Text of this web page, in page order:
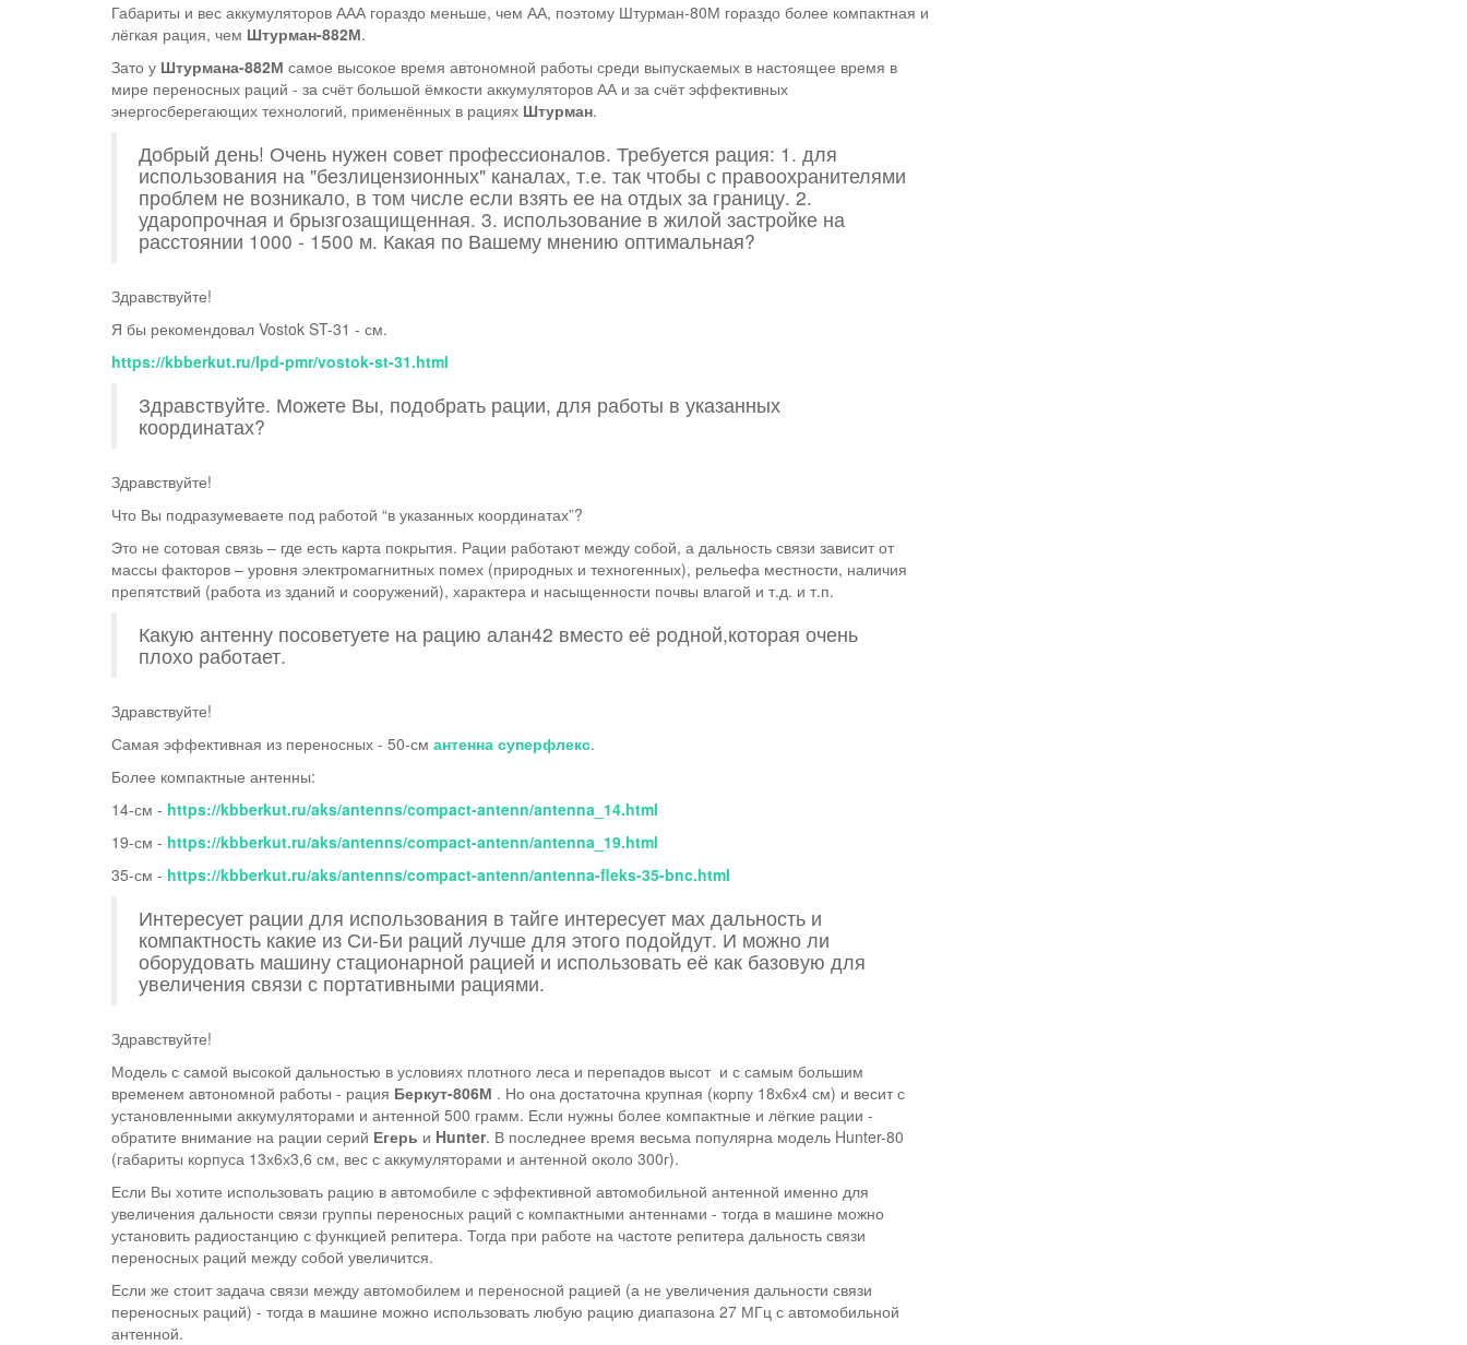
Габариты и вес аккумуляторов ААА гораздо меньше, чем АА, поэтому Штурман-80М гораздо более компактная и
лёгкая рация, чем Штурман-882М.
Зато у Штурмана-882М самое высокое время автономной работы среди выпускаемых в настоящее время в
мире переносных раций - за счёт большой ёмкости аккумуляторов АА и за счёт эффективных
энергосберегающих технологий, применённых в рациях Штурман.
Добрый день! Очень нужен совет профессионалов. Требуется рация: 1. для
использования на "безлицензионных" каналах, т.е. так чтобы с правоохранителями
проблем не возникало, в том числе если взять ее на отдых за границу. 2.
ударопрочная и брызгозащищенная. 3. использование в жилой застройке на
расстоянии 1000 - 1500 м. Какая по Вашему мнению оптимальная?
Здравствуйте!
​Я бы рекомендовал Vostok ST-31 - см.
https://kbberkut.ru/lpd-pmr/vostok-st-31.html
Здравствуйте. Можете Вы, подобрать рации, для работы в указанных
координатах?
Здравствуйте!
Что Вы подразумеваете под работой “в указанных координатах”?
​Это не сотовая связь – где есть карта покрытия. Рации работают между собой, а дальность связи зависит от
массы факторов – уровня электромагнитных помех (природных и техногенных), рельефа местности, наличия
препятствий (работа из зданий и сооружений), характера и насыщенности почвы влагой и т.д. и т.п.
Какую антенну посоветуете на рацию алан42 вместо её родной,которая очень
плохо работает.
Здравствуйте!
Самая эффективная из переносных - 50-см антенна суперфлекс.
Более компактные антенны:
14-см - https://kbberkut.ru/aks/antenns/compact-antenn/antenna_14.html
19-см - https://kbberkut.ru/aks/antenns/compact-antenn/antenna_19.html
35-см - https://kbberkut.ru/aks/antenns/compact-antenn/antenna-fleks-35-bnc.html
Интересует рации для использования в тайге интересует мах дальность и
компактность какие из Си-Би раций лучше для этого подойдут. И можно ли
оборудовать машину стационарной рацией и использовать её как базовую для
увеличения связи с портативными рациями.
Здравствуйте!
​Модель с самой высокой дальностью в условиях плотного леса и перепадов высот и с самым большим
временем автономной работы - рация Беркут-806М . Но она достаточна крупная (корпу 18х6х4 см) и весит с
установленными аккумуляторами и антенной 500 грамм. Если нужны более компактные и лёгкие рации -
обратите внимание на рации серий Егерь и Hunter. В последнее время весьма популярна модель Hunter-80
(габариты корпуса 13х6х3,6 см, вес с аккумуляторами и антенной около 300г).
​Если Вы хотите использовать рацию в автомобиле с эффективной автомобильной антенной именно для
увеличения дальности связи группы переносных раций с компактными антеннами - тогда в машине можно
установить радиостанцию с функцией репитера. Тогда при работе на частоте репитера дальность связи
переносных раций между собой увеличится.
​Если же стоит задача связи между автомобилем и переносной рацией (а не увеличения дальности связи
переносных раций) - тогда в машине можно использовать любую рацию диапазона 27 МГц с автомобильной
антенной.